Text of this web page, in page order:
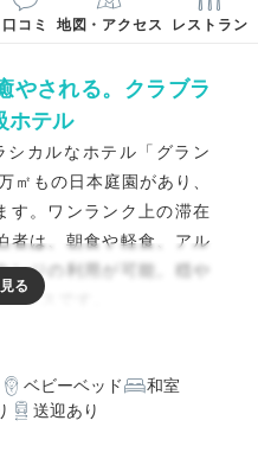
口コミ 地図・アクセス レストラン
やされる。クラブラ
ホテル
カルなホテル「グラン
㎡もの日本庭園があり、
す。ワンランク上の滞在
者は、朝食や軽食、アル
ンジの利用が可能。穏や
シスです。
つのポイント
ベビーベッド
和室
送迎あり